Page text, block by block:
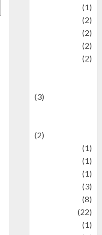
(1)
(2)
(2)
(2)
(2)
(3)
(2)
(1)
(1)
(1)
(3)
(8)
(22)
(1)